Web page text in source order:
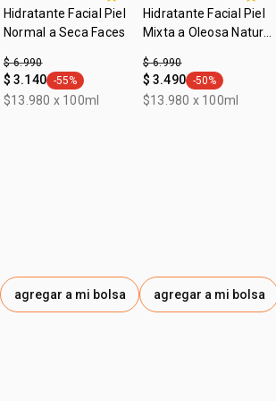
Hidratante Facial Piel
Normal a Seca Faces
$ 6.990
$ 3.140 general.tag -55%
-55%
$13.980 x 100ml
agregar a mi bolsa
Hidratante Facial Piel
Mixta a Oleosa Natura
$ 6.990
$ 3.490 general.tag -50%
-50%
$13.980 x 100ml
agregar a mi bolsa